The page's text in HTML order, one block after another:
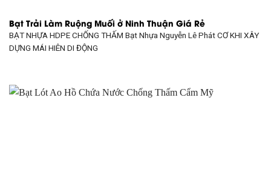
Bạt Trải Làm Ruộng Muối ở Ninh Thuận Giá Rẻ
BẠT NHỰA HDPE CHỐNG THẤM Bạt Nhựa Nguyễn Lê Phát CƠ KHI XÂY
DỰNG MÁI HIÊN DI ĐỘNG